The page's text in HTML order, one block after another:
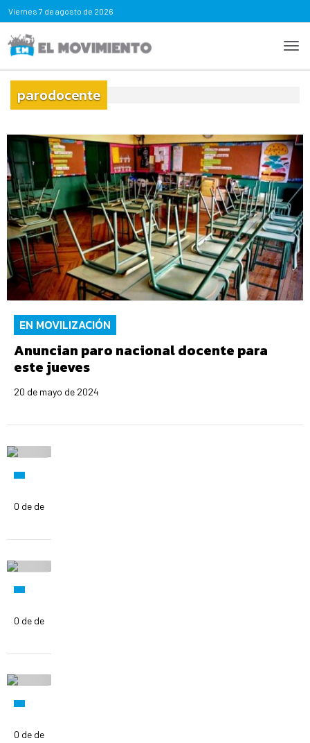
Viernes 7 de agosto de 2026
parodocente
EN MOVILIZACIÓN
Anuncian paro nacional docente para
este jueves
20 de mayo de 2024
0 de de
0 de de
0 de de